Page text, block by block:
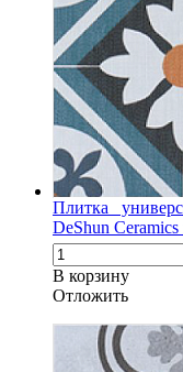
Плитка
DeShun
В корзину
Oтложить